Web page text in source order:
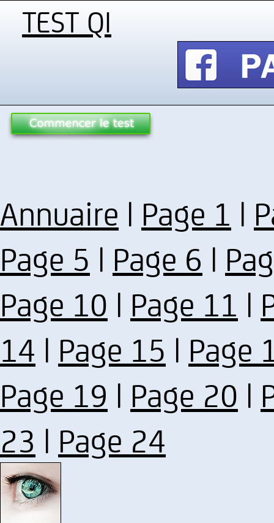
TEST QI
Annuaire | Page 1 |
Page 5 | Page 6 |
Page 10 | Page 11 |
14 | Page 15 | Page
Page 19 | Page 20 |
23 | Page 24